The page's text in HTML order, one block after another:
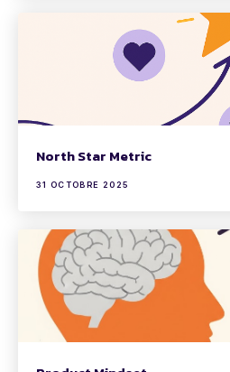
North Star Metric
31 OCTOBRE 2025